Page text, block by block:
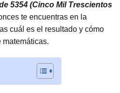
5354 (Cinco Mil Trescientos
te encuentras en la
cuál es el resultado y cómo
matemáticas.